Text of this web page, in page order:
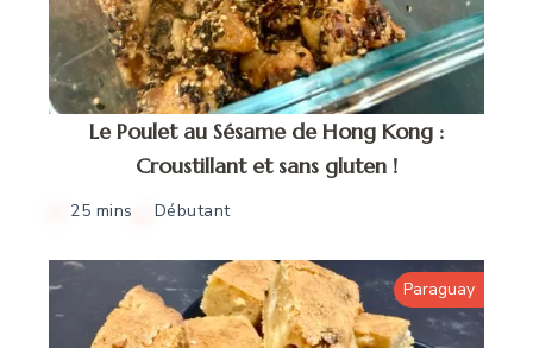
Le Poulet au Sésame de Hong Kong :
Croustillant et sans gluten !
25 mins Débutant
Paraguay